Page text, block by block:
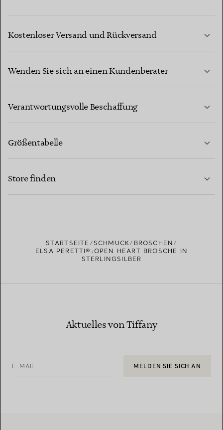
Kostenloser Versand und Rückversand
Wenden Sie sich an einen Kundenberater
Verantwortungsvolle Beschaffung
Größentabelle
Store finden
STARTSEITE SCHMUCK
BROSCHEN
ELSA PERETTI®:OPEN HEART BROSCHE IN
STERLINGSILBER
Aktuelles von Tiffany
E-MAIL MELDEN SIE SICH AN